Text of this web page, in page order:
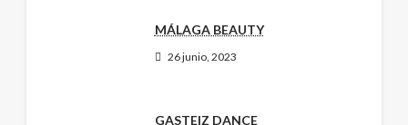
MÁLAGA BEAUTY
26 junio, 2023
GASTEIZ DANCE